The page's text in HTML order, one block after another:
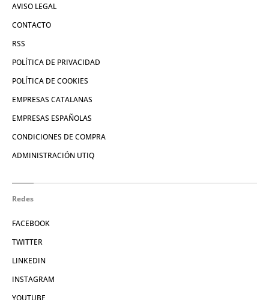
AVISO LEGAL
CONTACTO
RSS
POLÍTICA DE PRIVACIDAD
POLÍTICA DE COOKIES
EMPRESAS CATALANAS
EMPRESAS ESPAÑOLAS
CONDICIONES DE COMPRA
ADMINISTRACIÓN UTIQ
Redes
FACEBOOK
TWITTER
LINKEDIN
INSTAGRAM
YOUTUBE